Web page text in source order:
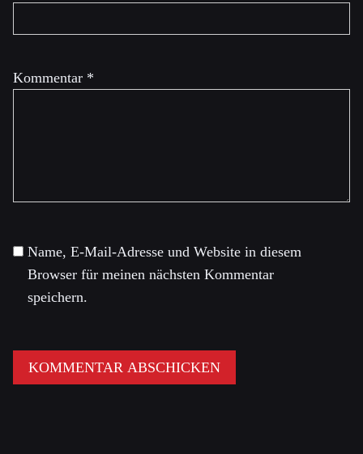
Kommentar *
Name, E-Mail-Adresse und Website in diesem
Browser für meinen nächsten Kommentar
speichern.